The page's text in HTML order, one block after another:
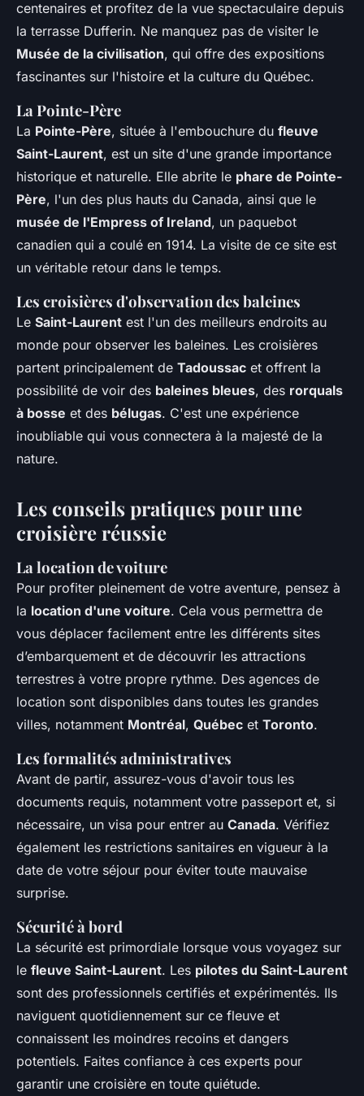
centenaires et profitez de la vue spectaculaire depuis
la terrasse Dufferin. Ne manquez pas de visiter le
Musée de la civilisation, qui offre des expositions
fascinantes sur l'histoire et la culture du Québec.
La Pointe-Père
La Pointe-Père, située à l'embouchure du fleuve
Saint-Laurent, est un site d'une grande importance
historique et naturelle. Elle abrite le phare de Pointe-
Père, l'un des plus hauts du Canada, ainsi que le
musée de l'Empress of Ireland, un paquebot
canadien qui a coulé en 1914. La visite de ce site est
un véritable retour dans le temps.
Les croisières d'observation des baleines
Le Saint-Laurent est l'un des meilleurs endroits au
monde pour observer les baleines. Les croisières
partent principalement de Tadoussac et offrent la
possibilité de voir des baleines bleues, des rorquals
à bosse et des bélugas. C'est une expérience
inoubliable qui vous connectera à la majesté de la
nature.
Les conseils pratiques pour une
croisière réussie
La location de voiture
Pour profiter pleinement de votre aventure, pensez à
la location d'une voiture. Cela vous permettra de
vous déplacer facilement entre les différents sites
d’embarquement et de découvrir les attractions
terrestres à votre propre rythme. Des agences de
location sont disponibles dans toutes les grandes
villes, notamment Montréal, Québec et Toronto.
Les formalités administratives
Avant de partir, assurez-vous d'avoir tous les
documents requis, notamment votre passeport et, si
nécessaire, un visa pour entrer au Canada. Vérifiez
également les restrictions sanitaires en vigueur à la
date de votre séjour pour éviter toute mauvaise
surprise.
Sécurité à bord
La sécurité est primordiale lorsque vous voyagez sur
le fleuve Saint-Laurent. Les pilotes du Saint-Laurent
sont des professionnels certifiés et expérimentés. Ils
naviguent quotidiennement sur ce fleuve et
connaissent les moindres recoins et dangers
potentiels. Faites confiance à ces experts pour
garantir une croisière en toute quiétude.